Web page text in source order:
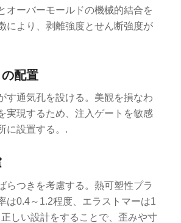
オーバーモールドの機械的結合を
により、剥離強度とせん断強度が
配置
す通気孔を設ける。美観を損なわ
実現するため、注入ゲートを敏感
に設置する。.
らつきを考慮する。熱可塑性プラ
は0.4～1.2程度、エラストマーは1
しい設計をすることで、歪みや寸